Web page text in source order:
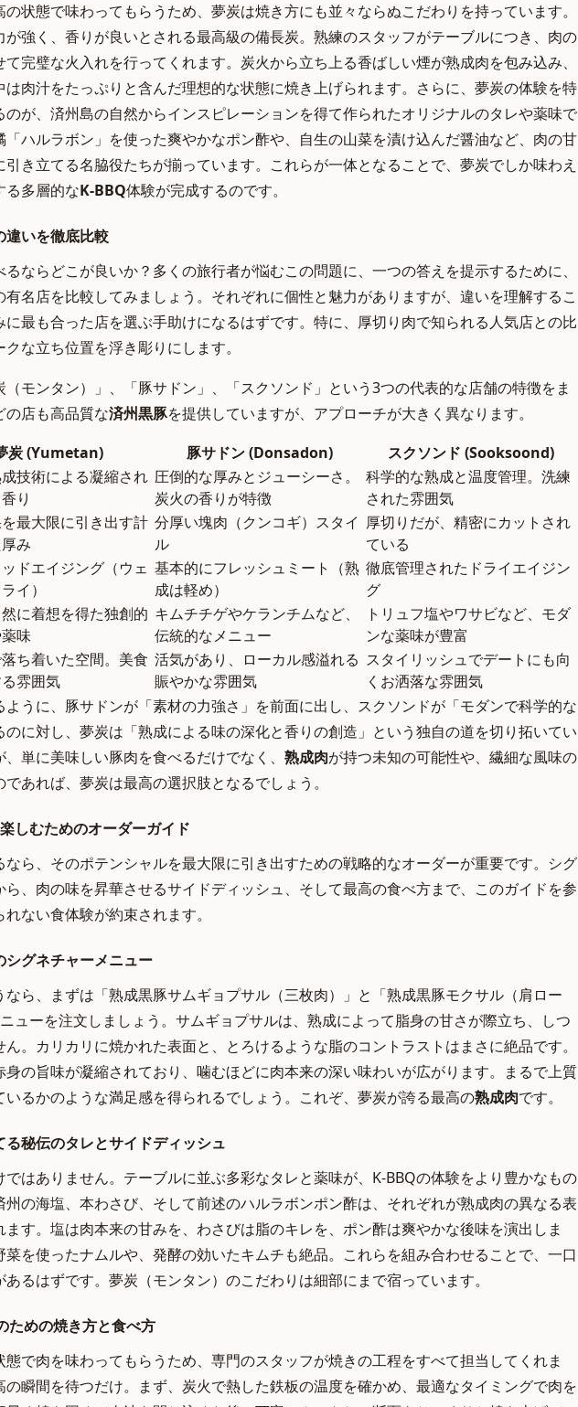
状態で味わってもらうため、夢炭は焼き方にも並々ならぬこだわりを持っています。
が強く、香りが良いとされる最高級の備長炭。熟練のスタッフがテーブルにつき、肉の
完璧な火入れを行ってくれます。炭火から立ち上る香ばしい煙が熟成肉を包み込み、
は肉汁をたっぷりと含んだ理想的な状態に焼き上げられます。さらに、夢炭の体験を特
のが、済州島の自然からインスピレーションを得て作られたオリジナルのタレや薬味で
「ハルラボン」を使った爽やかなポン酢や、自生の山菜を漬け込んだ醤油など、肉の甘
き立てる名脇役たちが揃っています。これらが一体となることで、夢炭でしか味わえ
る多層的なK-BBQ体験が完成するのです。
違いを徹底比較
ならどこが良いか？多くの旅行者が悩むこの問題に、一つの答えを提示するために、
有名店を比較してみましょう。それぞれに個性と魅力がありますが、違いを理解するこ
に最も合った店を選ぶ手助けになるはずです。特に、厚切り肉で知られる人気店との比
な立ち位置を浮き彫りにします。
（モンタン）」、「豚サドン」、「スクソンド」という3つの代表的な店舗の特徴をま
の店も高品質な済州黒豚を提供していますが、アプローチが大きく異なります。
炭 (Yumetan) 豚サドン (Donsadon)
スクソンド (Sooksoond)
技術による凝縮され
り
圧倒的な厚みとジューシーさ。
炭火の香りが特徴
科学的な熟成と温度管理。洗練
された雰囲気
最大限に引き出す計
み
分厚い塊肉（クンコギ）スタイ
ル
厚切りだが、精密にカットされ
ている
ドエイジング（ウェ
イ）
基本的にフレッシュミート（熟
成は軽め）
徹底管理されたドライエイジン
グ
に着想を得た独創的
味
キムチチゲやケランチムなど、
伝統的なメニュー
トリュフ塩やワサビなど、モダ
ンな薬味が豊富
ち着いた空間。美食
雰囲気
活気があり、ローカル感溢れる
賑やかな雰囲気
スタイリッシュでデートにも向
くお洒落な雰囲気
ように、豚サドンが「素材の力強さ」を前面に出し、スクソンドが「モダンで科学的な
のに対し、夢炭は「熟成による味の深化と香りの創造」という独自の道を切り拓いてい
単に美味しい豚肉を食べるだけでなく、 熟成肉が持つ未知の可能性や、繊細な風味の
あれば、夢炭は最高の選択肢となるでしょう。
しむためのオーダーガイド
なら、そのポテンシャルを最大限に引き出すための戦略的なオーダーが重要です。シグ
ら、肉の味を昇華させるサイドディッシュ、そして最高の食べ方まで、このガイドを参
ない食体験が約束されます。
シグネチャーメニュー
ら、まずは「熟成黒豚サムギョプサル（三枚肉）」と「熟成黒豚モクサル（肩ロー
ューを注文しましょう。サムギョプサルは、熟成によって脂身の甘さが際立ち、しつ
。カリカリに焼かれた表面と、とろけるような脂のコントラストはまさに絶品です。
身の旨味が凝縮されており、噛むほどに肉本来の深い味わいが広がります。まるで上質
いるかのような満足感を得られるでしょう。これぞ、夢炭が誇る最高の熟成肉です。
る秘伝のタレとサイドディッシュ
はありません。テーブルに並ぶ多彩なタレと薬味が、K-BBQの体験をより豊かなもの
州の海塩、本わさび、そして前述のハルラボンポン酢は、それぞれが熟成肉の異なる表
す。塩は肉本来の甘みを、わさびは脂のキレを、ポン酢は爽やかな後味を演出しま
を使ったナムルや、発酵の効いたキムチも絶品。これらを組み合わせることで、一口
るはずです。夢炭（モンタン）のこだわりは細部にまで宿っています。
ための焼き方と食べ方
で肉を味わってもらうため、専門のスタッフが焼きの工程をすべて担当してくれま
瞬間を待つだけ。まず、炭火で熱した鉄板の温度を確かめ、最適なタイミングで肉を